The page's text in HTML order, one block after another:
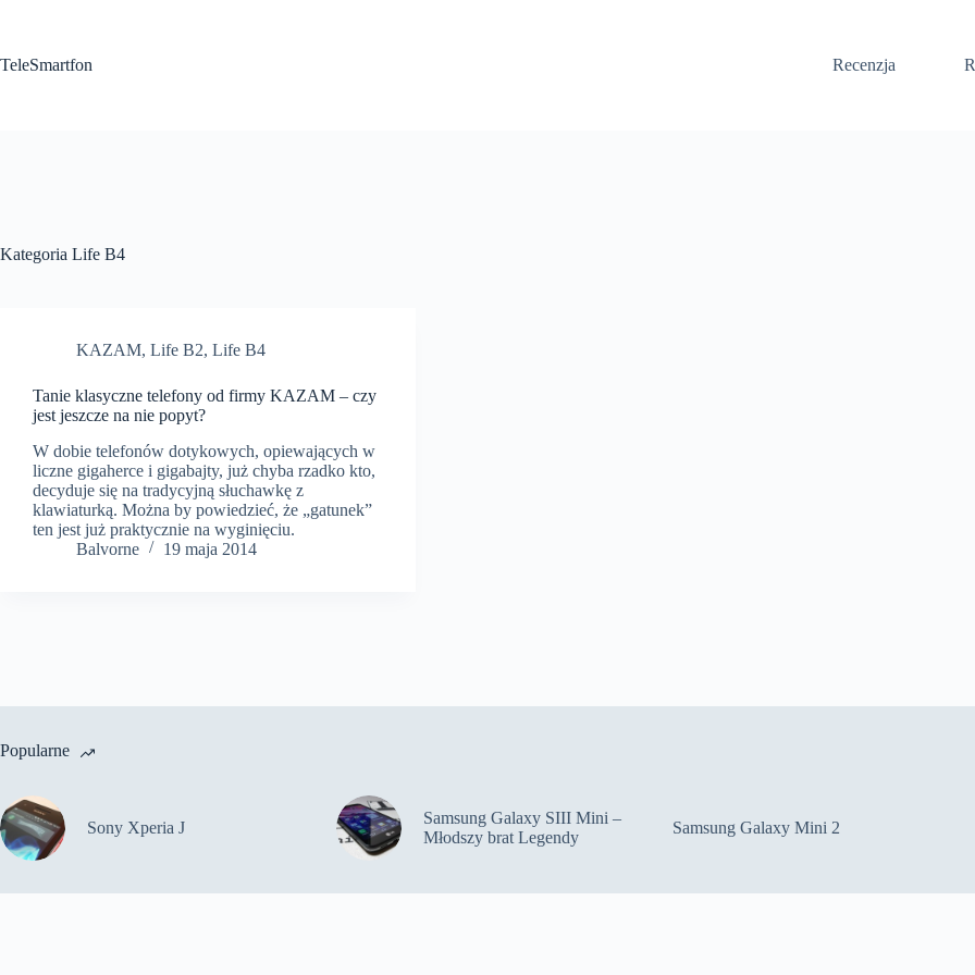
TeleSmartfon
Recenzja
Kategoria Life B4
KAZAM, Life B2, Life B4
Tanie klasyczne telefony od firmy KAZAM – czy
jest jeszcze na nie popyt?
W dobie telefonów dotykowych, opiewających w
liczne gigaherce i gigabajty, już chyba rzadko kto,
decyduje się na tradycyjną słuchawkę z
klawiaturką. Można by powiedzieć, że „gatunek”
ten jest już praktycznie na wyginięciu.
Balvorne
19 maja 2014
Popularne
Sony Xperia J
Samsung Galaxy SIII Mini –
Młodszy brat Legendy
Samsung Galaxy Mini 2